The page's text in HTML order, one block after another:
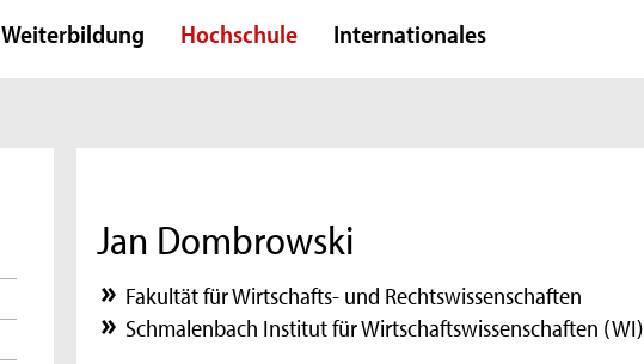
Weiterbildung Hochschule Internationales
Jan Dombrowski
Fakultät für Wirtschafts- und Rechtswissenschaften
Schmalenbach Institut für Wirtschaftswissenschaften (WI)